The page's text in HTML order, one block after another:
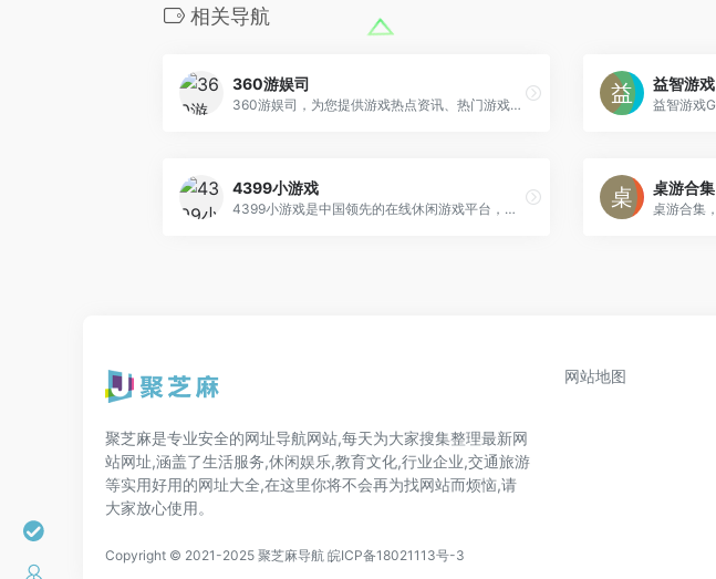
相关导航
360游娱司
360游娱司，为您提供游戏热点资讯、热门游戏攻略、游戏专题等，包括小游戏、页游、网游、端游、手机游戏、电竞直播等内容
益智游戏
4399小游戏
4399小游戏是中国领先的在线休闲游戏平台，提供绿色安全的免费游戏，涵盖连连看、双人游戏、H5游戏及洛克王国、赛尔号等知名游戏。
桌游合集
聚芝麻是专业安全的网址导航网站,每天为大家搜集整理最新网
站网址,涵盖了生活服务,休闲娱乐,教育文化,行业企业,交通旅游
等实用好用的网址大全,在这里你将不会再为找网站而烦恼,请
大家放心使用。
网站地图
Copyright © 2021-2025 聚芝麻导航 皖ICP备18021113号-3